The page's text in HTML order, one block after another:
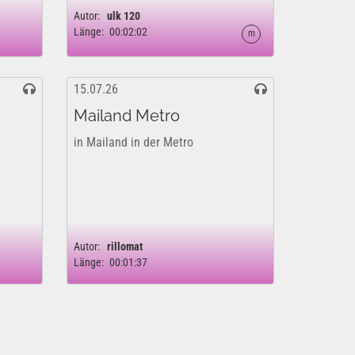
Autor: ulk 120
Länge: 00:02:02 m
15.07.26
Mailand Metro
in Mailand in der Metro
Autor: rillomat
Länge: 00:01:37